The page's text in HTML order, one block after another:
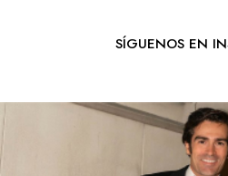
SÍGUENOS EN